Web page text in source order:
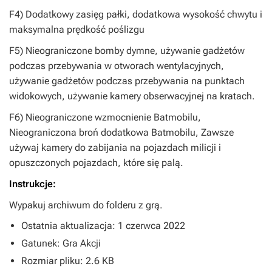
F4) Dodatkowy zasięg pałki, dodatkowa wysokość chwytu i
maksymalna prędkość poślizgu
F5) Nieograniczone bomby dymne, używanie gadżetów
podczas przebywania w otworach wentylacyjnych,
używanie gadżetów podczas przebywania na punktach
widokowych, używanie kamery obserwacyjnej na kratach.
F6) Nieograniczone wzmocnienie Batmobilu,
Nieograniczona broń dodatkowa Batmobilu, Zawsze
używaj kamery do zabijania na pojazdach milicji i
opuszczonych pojazdach, które się palą.
Instrukcje:
Wypakuj archiwum do folderu z grą.
Ostatnia aktualizacja: 1 czerwca 2022
Gatunek: Gra Akcji
Rozmiar pliku: 2.6 KB